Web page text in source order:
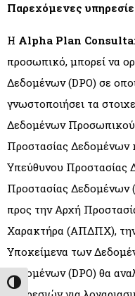
Εναλλαγή Υψηλής
Παρεχόμενες
Η Alpha Plan
προσωπικό, μπορεί να
Δεδομένων (DPO) σε
γνωστοποιήσει τα
Δεδομένων
Προστασίας Δεδομένων
Υπεύθυνου Προστασίας
Προστασίας Δεδομένων
προς την Αρχή
Χαρακτήρα (ΑΠΔΠΧ), την
Υποκείμενα των
Δεδομένων (DPO) θα